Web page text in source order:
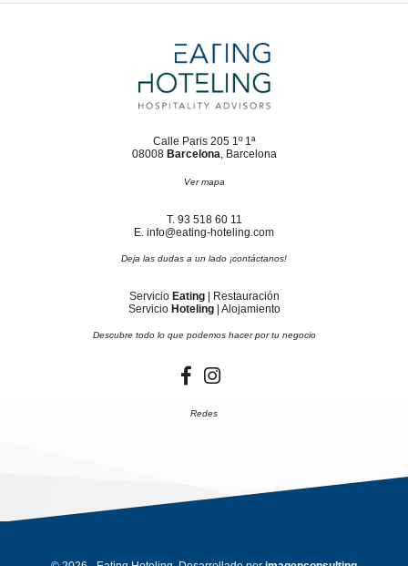
Calle Paris 205 1º 1ª
08008 Barcelona, Barcelona
Ver mapa
T. 93 518 60 11
E. info@eating-hoteling.com
Deja las dudas a un lado ¡contáctanos!
Servicio Eating| Restauración
Servicio Hoteling| Alojamiento
Descubre todo lo que podemos hacer por tu negocio
Redes